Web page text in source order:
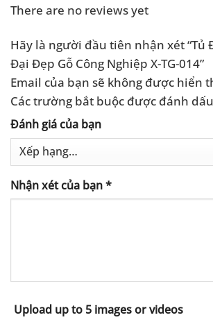
There are no reviews yet
Hãy là người đầu tiên nhận xét “Tủ
Đại Đẹp Gỗ Công Nghiệp X-TG-014”
Email của bạn sẽ không được hiển
Các trường bắt buộc được đánh dấu
Đánh giá của bạn
Nhận xét của bạn*
Upload up to 5 images or videos